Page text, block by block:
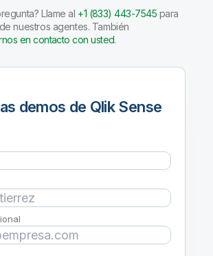
Llame al +1 (833) 443-7545para
nuestros agentes. También
en contacto con usted.
demos de Qlik Sense